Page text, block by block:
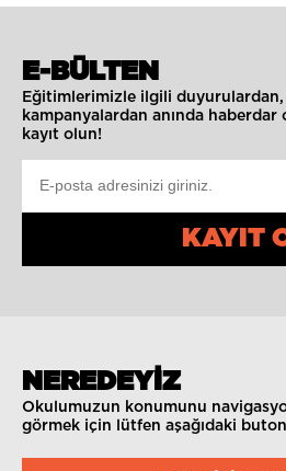
E-BÜLTEN
Eğitimlerimizle ilgili
kampanyalardan anında
kayıt olun!
KAYIT
NEREDEYİZ
Okulumuzun konumunu
görmek için lütfen aşağıdaki